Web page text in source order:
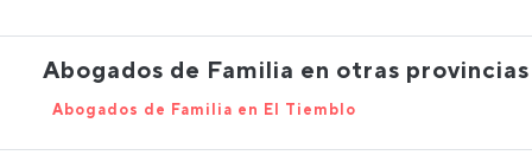
Abogados de Familia en otras provincias
Abogados de Familia en El Tiemblo